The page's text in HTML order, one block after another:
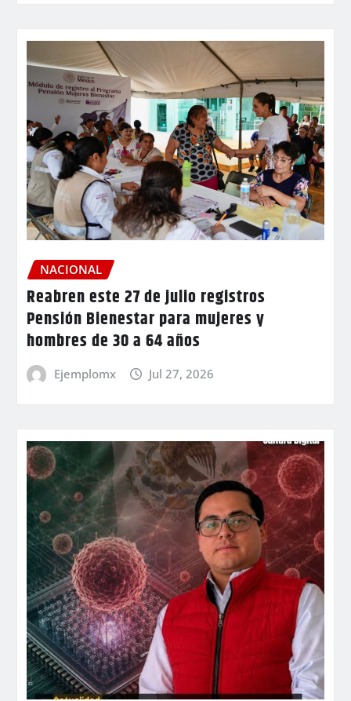
NACIONAL
Reabren este 27 de julio registros
Pensión Bienestar para mujeres y
hombres de 30 a 64 años
Ejemplomx Jul 27, 2026